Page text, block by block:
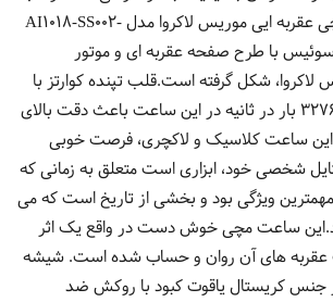
برخوردارند. ساعت مچی عقربه ایی موریس لاكروا مدل AI1018-SS002-
سوئیس با طرح صفحه عقربه ای و موتور
شکل گرفته است.قلب تپنده کوارتز با
فرکانس بسیار زیاد 32768 بار در ثانیه در این ساعت باعث دقت بالای
ساعت کلاسیک و لاکچری، فرصت خوبی
شخصی خود، ابزاری است متعلق به زمانی که
مهمترین ویژگی بود و بخشی از تاریخ است که می
ساعت مچی خوش دست در واقع یک اثر
های آن روان و حساب شده است. شیشه
جنس کریستال یاقوت کبود با روکش ضد